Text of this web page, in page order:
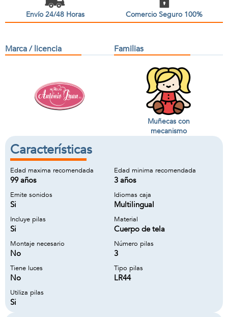
Envío 24/48 Horas Comercio Seguro 100%
Marca / licencia Familias
Muñecas con
mecanismo
Características
Edad maxima recomendada
99 años
Edad minima recomendada
3 años
Emite sonidos
Si
Idiomas caja
Multilingual
Incluye pilas
Si
Material
Cuerpo de tela
Montaje necesario
No
Número pilas
3
Tiene luces
No
Tipo pilas
LR44
Utiliza pilas
Si